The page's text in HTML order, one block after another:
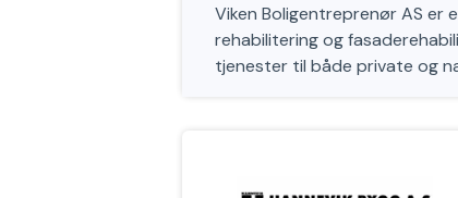
Viken Boligentreprenør AS er
rehabilitering og
tjenester til både private og